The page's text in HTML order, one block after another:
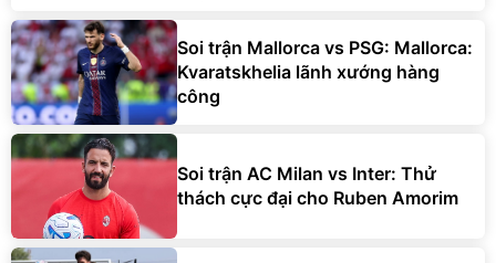
Soi trận Mallorca vs PSG: Mallorca:
Kvaratskhelia lãnh xướng hàng
công
Soi trận AC Milan vs Inter: Thử
thách cực đại cho Ruben Amorim